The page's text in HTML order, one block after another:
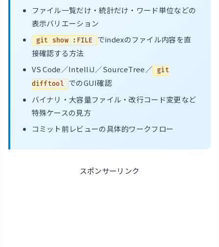
ファイル一覧だけ・統計だけ・ワード単位などの
表示バリエーション
git show :FILE
でindexのファイル内容を直
接確認する方法
VS Code／IntelliJ／SourceTree／
git
difftool
でのGUI確認
バイナリ・大容量ファイル・改行コード変更など
特殊ケースの見方
コミット前レビューの具体的ワークフロー
スポンサーリンク